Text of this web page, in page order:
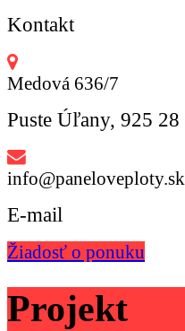
Kontakt
Medová 636/7
Puste Úľany, 925 28
info@paneloveploty.sk
E-mail
Žiadosť o ponuku
Projekt